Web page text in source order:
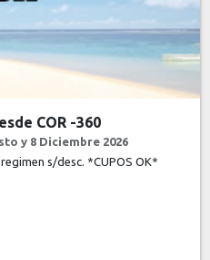
COR -360
y 8 Diciembre 2026
s/desc. *CUPOS OK*